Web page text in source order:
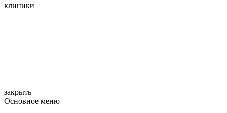
клиники
закрыть
Основное меню